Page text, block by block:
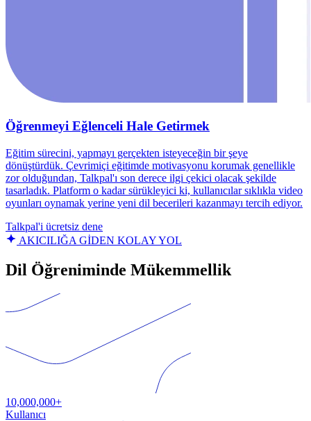
Öğrenmeyi Eğlenceli Hale Getirmek
Eğitim sürecini, yapmayı gerçekten isteyeceğin bir şeye
dönüştürdük. Çevrimiçi eğitimde motivasyonu korumak genellikle
zor olduğundan, Talkpal'ı son derece ilgi çekici olacak şekilde
tasarladık. Platform o kadar sürükleyici ki, kullanıcılar sıklıkla video
oyunları oynamak yerine yeni dil becerileri kazanmayı tercih ediyor.
Talkpal'i ücretsiz dene
AKICILIĞA GİDEN KOLAY YOL
Dil Öğreniminde Mükemmellik
10,000,000+
Kullanıcı